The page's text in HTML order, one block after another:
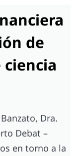
de
Dra.
Debat –
en torno a la